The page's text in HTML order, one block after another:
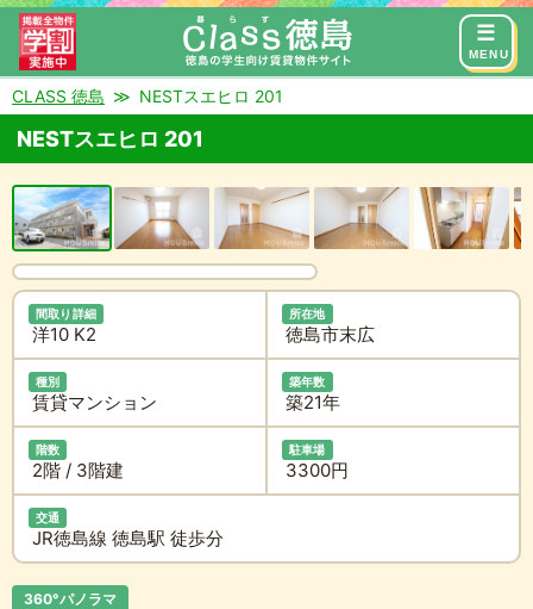
MENU
来店予約 お問い合わせ
CLASS 徳島 NESTスエヒロ 201
NESTスエヒロ 201
間取り詳細
洋10 K2
所在地
徳島市末広
種別
賃貸マンション
築年数
築21年
階数
2階 / 3階建
駐車場
3300円
交通
JR徳島線 徳島駅 徒歩分
360°パノラマ